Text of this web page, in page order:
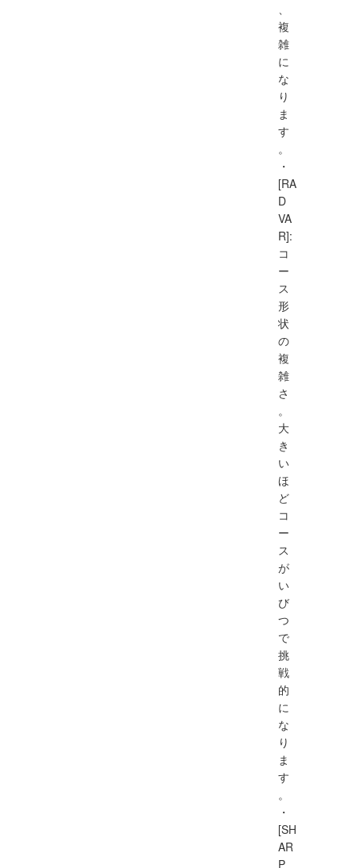
複
雑
に
な
り
ま
す
。
・
[RA
D
VA
R]:
コ
ー
ス
形
状
の
複
雑
さ
。
大
き
い
ほ
ど
コ
ー
ス
が
い
び
つ
で
挑
戦
的
に
な
り
ま
す
。
・
[SH
AR
P